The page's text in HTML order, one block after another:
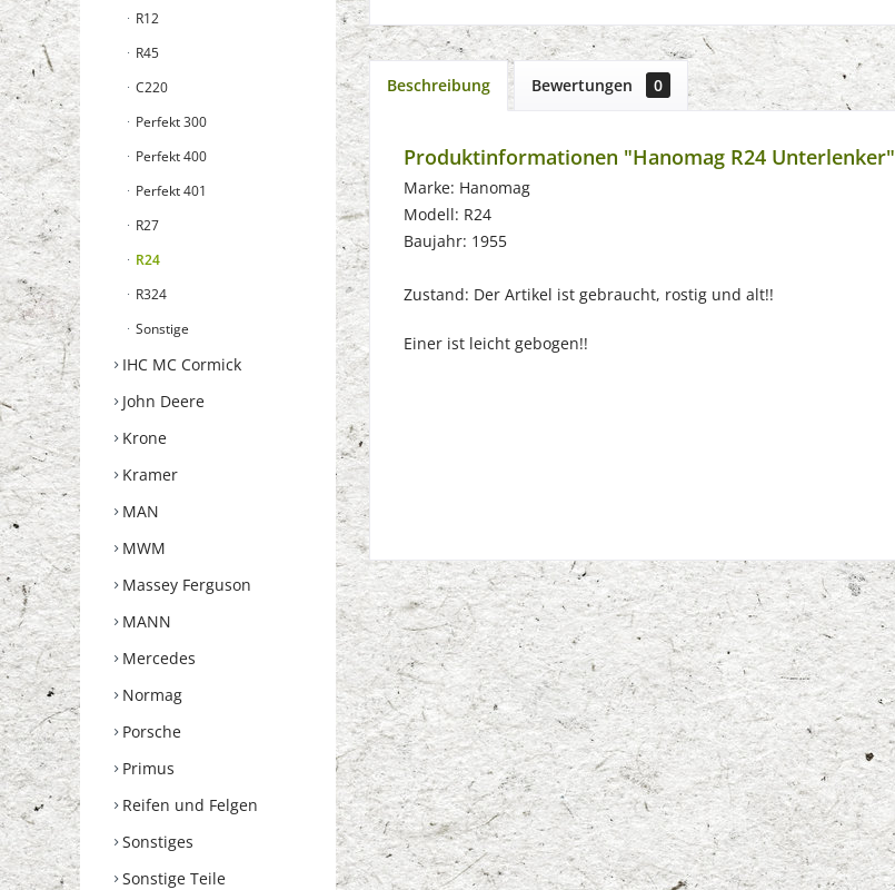
R12
R45
C220
Perfekt 300
Perfekt 400
Perfekt 401
R27
R24
R324
Sonstige
IHC MC Cormick
John Deere
Krone
Kramer
MAN
MWM
Massey Ferguson
MANN
Mercedes
Normag
Porsche
Primus
Reifen und Felgen
Sonstiges
Sonstige Teile
Beschreibung Bewertungen 0
Produktinformationen "Hanomag R24 Unterlenker"
Marke: Hanomag
Modell: R24
Baujahr: 1955
Zustand: Der Artikel ist gebraucht, rostig und alt!!
Einer ist leicht gebogen!!